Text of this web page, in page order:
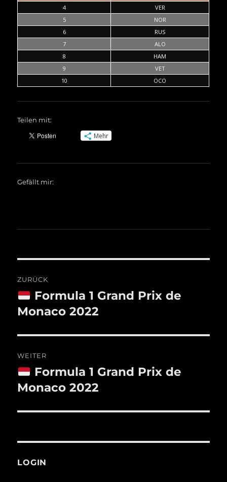
4
VER
5
NOR
6
RUS
7
ALO
8
HAM
9
VET
10
OCO
Teilen mit:
Mehr
Gefällt mir:
ZURÜCK
Vorheriger
Beitrag:
Formula 1 Grand Prix de
Monaco 2022
WEITER
Nächster
Beitrag:
Formula 1 Grand Prix de
Monaco 2022
LOGIN